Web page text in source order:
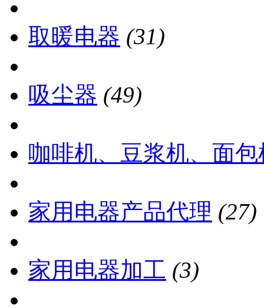
取暖电器 (31)
吸尘器 (49)
咖啡机、豆浆机、面包
家用电器产品代理 (27)
家用电器加工 (3)